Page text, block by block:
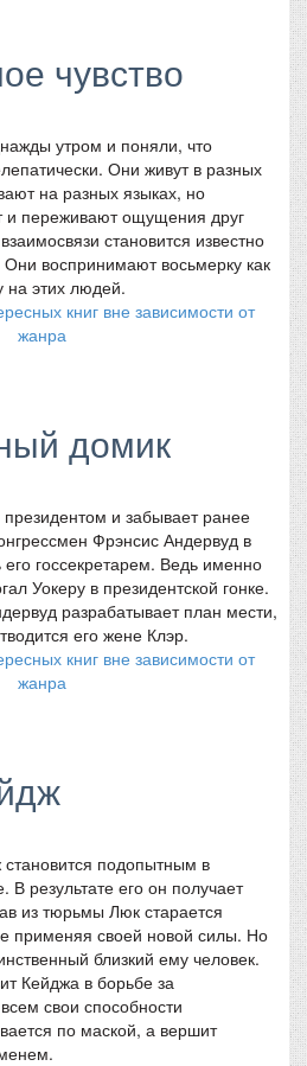
чувство
утром и поняли, что
Они живут в разных
на разных языках, но
и переживают ощущения друг
становится известно
воспринимают восьмерку как
на этих людей.
домик
президентом и забывает ранее
Фрэнсис Андервуд в
его госсекретарем. Ведь именно
Уокеру в президентской гонке.
разрабатывает план мести,
его жене Клэр.
подопытным в
В результате его он получает
из тюрьмы Люк старается
применяя своей новой силы. Но
близкий ему человек.
Кейджа в борьбе за
свои способности
по маской, а вершит